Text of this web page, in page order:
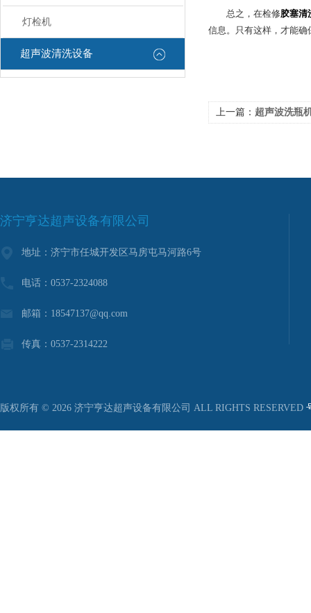
灯检机
超声波清洗设备
总之，在检修胶塞清
信息。只有这样，才能
上一篇： 超声波洗瓶机的生产
济宁亨达超声设备有限公司
地址：济宁市任城开发区马房屯马河路6号
电话：0537-2324088
邮箱：18547137@qq.com
传真：0537-2314222
版权所有 © 2026 济宁亨达超声设备有限公司 ALL RIGHTS RESERVED